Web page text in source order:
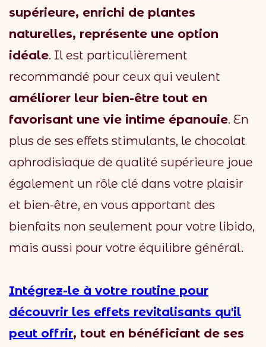
supérieure, enrichi de plantes
naturelles, représente une option
idéale. Il est particulièrement
recommandé pour ceux qui veulent
améliorer leur bien-être tout en
favorisant une vie intime épanouie. En
plus de ses effets stimulants, le chocolat
aphrodisiaque de qualité supérieure joue
également un rôle clé dans votre plaisir
et bien-être, en vous apportant des
bienfaits non seulement pour votre libido,
mais aussi pour votre équilibre général.
Intégrez-le à votre routine pour
découvrir les effets revitalisants qu'il
peut offrir, tout en bénéficiant de ses